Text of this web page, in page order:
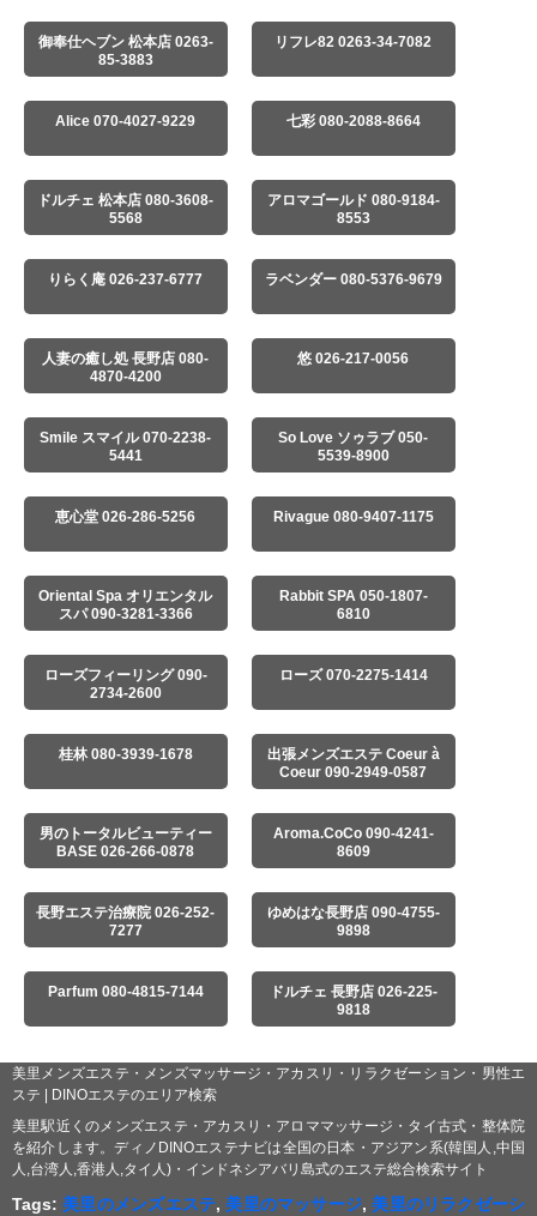
御奉仕ヘブン 松本店 0263-
85-3883
リフレ82 0263-34-7082
Alice 070-4027-9229 七彩 080-2088-8664
ドルチェ 松本店 080-3608-
5568
アロマゴールド 080-9184-
8553
りらく庵 026-237-6777 ラベンダー 080-5376-9679
人妻の癒し処 長野店 080-
4870-4200
悠 026-217-0056
Smile スマイル 070-2238-
5441
So Love ソゥラブ 050-
5539-8900
恵心堂 026-286-5256 Rivague 080-9407-1175
Oriental Spa オリエンタル
スパ 090-3281-3366
Rabbit SPA 050-1807-
6810
ローズフィーリング 090-
2734-2600
ローズ 070-2275-1414
桂林 080-3939-1678
出張メンズエステ Coeur à
Coeur 090-2949-0587
男のトータルビューティー
BASE 026-266-0878
Aroma.CoCo 090-4241-
8609
長野エステ治療院 026-252-
7277
ゆめはな長野店 090-4755-
9898
Parfum 080-4815-7144
ドルチェ 長野店 026-225-
9818
美里メンズエステ・メンズマッサージ・アカスリ・リラクゼーション・男性エ
ステ | DINOエステのエリア検索
美里駅近くのメンズエステ・アカスリ・アロママッサージ・タイ古式・整体院
を紹介します。ディノDINOエステナビは全国の日本・アジアン系(韓国人,中国
人,台湾人,香港人,タイ人)・インドネシアバリ島式のエステ総合検索サイト
Tags:美里のメンズエステ,美里のマッサージ,美里のリラクゼーシ